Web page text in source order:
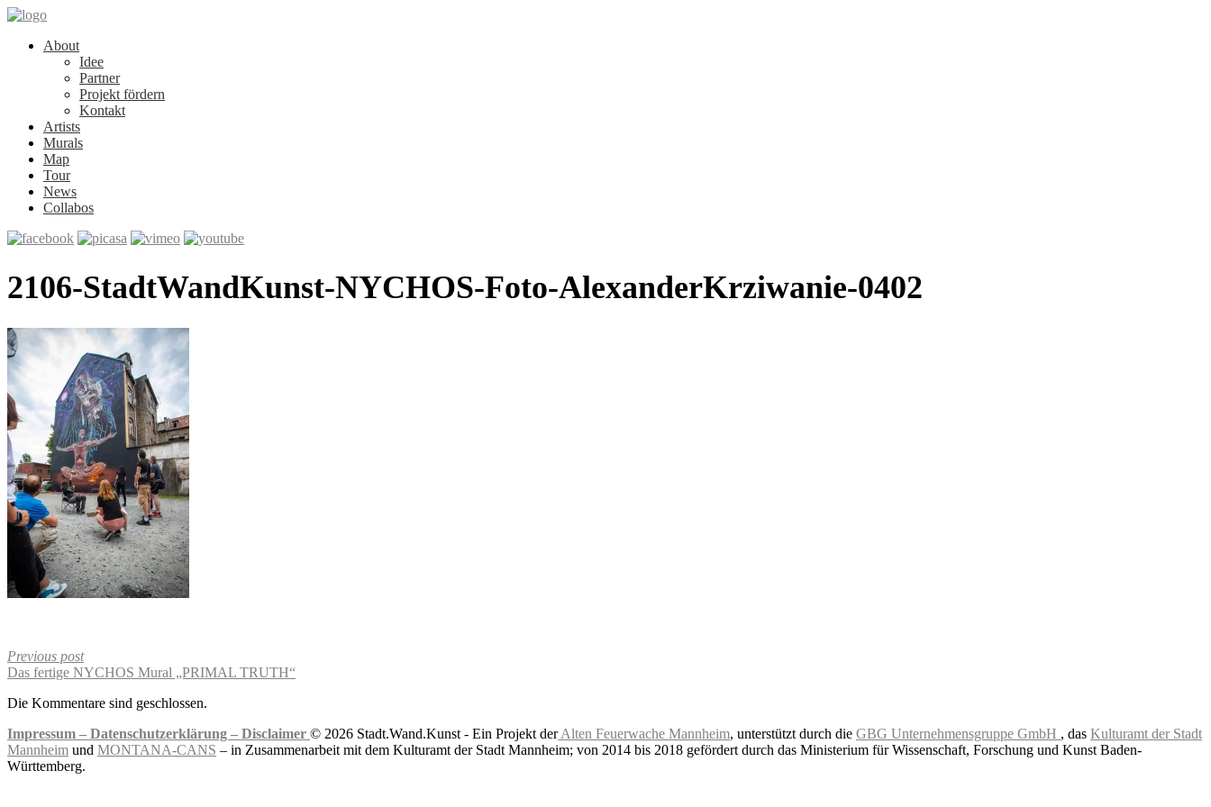
About
Idee
Partner
Projekt fördern
Kontakt
Artists
Murals
Map
Tour
News
Collabos
2106-StadtWandKunst-NYCHOS-Foto-AlexanderKrziwanie-0402
Previous post
Das fertige NYCHOS Mural „PRIMAL TRUTH“
Die Kommentare sind geschlossen.
Impressum – Datenschutzerklärung – Disclaimer © 2026 Stadt.Wand.Kunst - Ein Projekt derAlten Feuerwache Mannheim, unterstützt durch die GBG Unternehmensgruppe GmbH , das Kulturamt der Stadt
Mannheim und MONTANA-CANS – in Zusammenarbeit mit dem Kulturamt der Stadt Mannheim; von 2014 bis 2018 gefördert durch das Ministerium für Wissenschaft, Forschung und Kunst Baden-
Württemberg.